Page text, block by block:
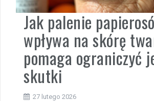
Jak palenie
wpływa na skórę
pomaga ograniczyć
skutki
27 lutego 2026